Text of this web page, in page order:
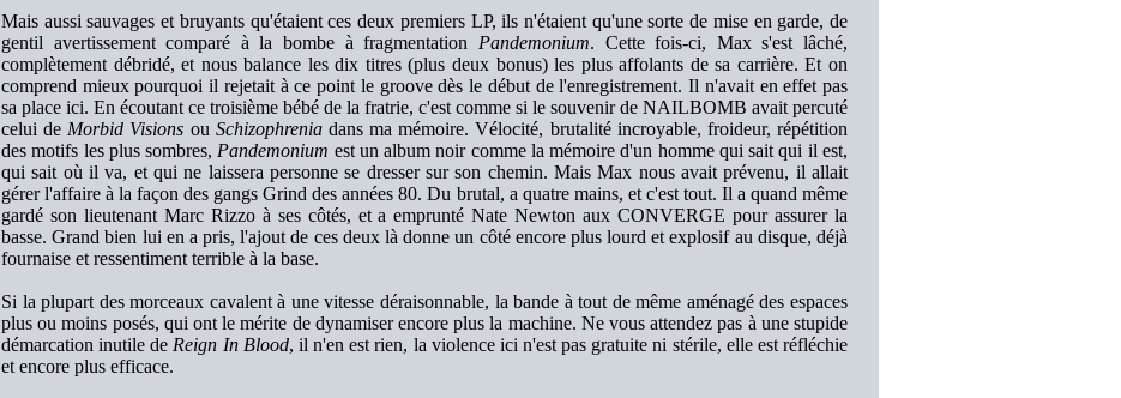
Mais aussi sauvages et bruyants qu'étaient ces deux premiers LP, ils n'étaient qu'une sorte de mise en garde, de
gentil avertissement comparé à la bombe à fragmentation Pandemonium. Cette fois-ci, Max s'est lâché,
complètement débridé, et nous balance les dix titres (plus deux bonus) les plus affolants de sa carrière. Et on
comprend mieux pourquoi il rejetait à ce point le groove dès le début de l'enregistrement. Il n'avait en effet pas
sa place ici. En écoutant ce troisième bébé de la fratrie, c'est comme si le souvenir de NAILBOMB avait percuté
celui de Morbid Visions ou Schizophreniadans ma mémoire. Vélocité, brutalité incroyable, froideur, répétition
des motifs les plus sombres, Pandemonium est un album noir comme la mémoire d'un homme qui sait qui il est,
qui sait où il va, et qui ne laissera personne se dresser sur son chemin. Mais Max nous avait prévenu, il allait
gérer l'affaire à la façon des gangs Grind des années 80. Du brutal, a quatre mains, et c'est tout. Il a quand même
gardé son lieutenant Marc Rizzo à ses côtés, et a emprunté Nate Newton aux CONVERGE pour assurer la
basse. Grand bien lui en a pris, l'ajout de ces deux là donne un côté encore plus lourd et explosif au disque, déjà
fournaise et ressentiment terrible à la base.
Si la plupart des morceaux cavalent à une vitesse déraisonnable, la bande à tout de même aménagé des espaces
plus ou moins posés, qui ont le mérite de dynamiser encore plus la machine. Ne vous attendez pas à une stupide
démarcation inutile de Reign In Blood, il n'en est rien, la violence ici n'est pas gratuite ni stérile, elle est réfléchie
et encore plus efficace.